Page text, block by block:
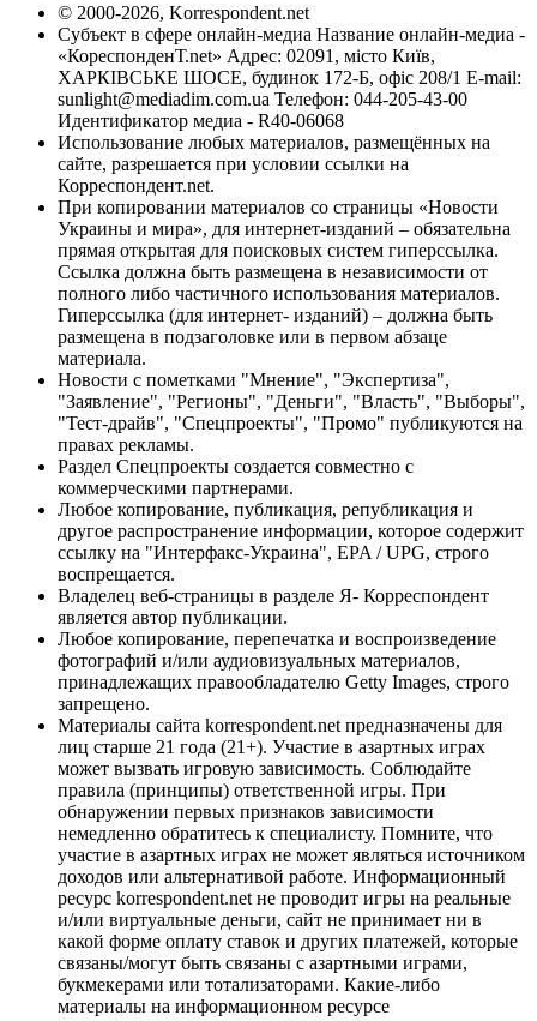
© 2000-2026, Korrespondent.net
Субъект в сфере онлайн-медиа Название онлайн-медиа -
«КореспонденТ.net» Адрес: 02091, місто Київ,
ХАРКІВСЬКЕ ШОСЕ, будинок 172-Б, офіс 208/1 E-mail:
sunlight@mediadim.com.ua Телефон: 044-205-43-00
Идентификатор медиа - R40-06068
Использование любых материалов, размещённых на
сайте, разрешается при условии ссылки на
Корреспондент.net.
При копировании материалов со страницы «Новости
Украины и мира», для интернет-изданий – обязательна
прямая открытая для поисковых систем гиперссылка.
Ссылка должна быть размещена в независимости от
полного либо частичного использования материалов.
Гиперссылка (для интернет- изданий) – должна быть
размещена в подзаголовке или в первом абзаце
материала.
Новости с пометками "Мнение", "Экспертиза",
"Заявление", "Регионы", "Деньги", "Власть", "Выборы",
"Тест-драйв", "Спецпроекты", "Промо" публикуются на
правах рекламы.
Раздел Спецпроекты создается совместно с
коммерческими партнерами.
Любое копирование, публикация, републикация и
другое распространение информации, которое содержит
ссылку на "Интерфакс-Украина", EPA / UPG, строго
воспрещается.
Владелец веб-страницы в разделе Я- Корреспондент
является автор публикации.
Любое копирование, перепечатка и воспроизведение
фотографий и/или аудиовизуальных материалов,
принадлежащих правообладателю Getty Images, строго
запрещено.
Материалы сайта korrespondent.net предназначены для
лиц старше 21 года (21+). Участие в азартных играх
может вызвать игровую зависимость. Соблюдайте
правила (принципы) ответственной игры. При
обнаружении первых признаков зависимости
немедленно обратитесь к специалисту. Помните, что
участие в азартных играх не может являться источником
доходов или альтернативой работе. Информационный
ресурс korrespondent.net не проводит игры на реальные
и/или виртуальные деньги, сайт не принимает ни в
какой форме оплату ставок и других платежей, которые
связаны/могут быть связаны с азартными играми,
букмекерами или тотализаторами. Какие-либо
материалы на информационном ресурсе